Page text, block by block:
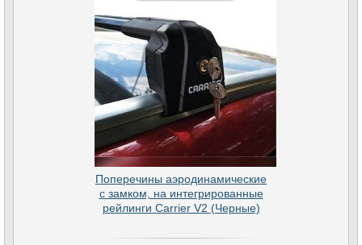
Поперечины аэродинамические
с замком, на интегрированные
рейлинги Carrier V2 (Черные)